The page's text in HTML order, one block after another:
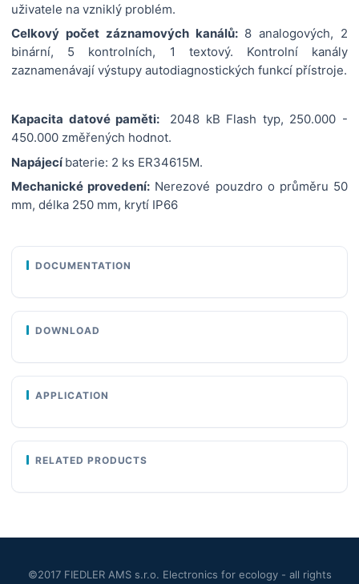
uživatele na vzniklý problém.
Celkový počet záznamových kanálů:8 analogových, 2
binární, 5 kontrolních, 1 textový. Kontrolní kanály
zaznamenávají výstupy autodiagnostických funkcí přístroje.
Kapacita datové paměti: 2048 kB Flash typ, 250.000 -
450.000 změřených hodnot.
Napájecíbaterie: 2 ks ER34615M.
Mechanické provedení: Nerezové pouzdro o průměru 50
mm, délka 250 mm, krytí IP66
DOCUMENTATION
DOWNLOAD
APPLICATION
RELATED PRODUCTS
©2017 FIEDLER AMS s.r.o. Electronics for ecology - all rights